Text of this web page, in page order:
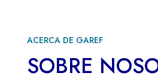
ACERCA DE GAREF
SOBRE